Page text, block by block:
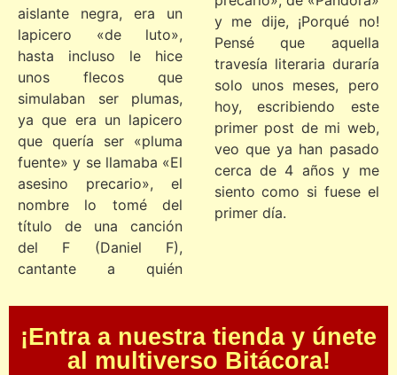
aislante negra, era un
lapicero «de luto»,
hasta incluso le hice
unos flecos que
simulaban ser plumas,
ya que era un lapicero
que quería ser «pluma
fuente» y se llamaba «El
asesino precario», el
nombre lo tomé del
título de una canción
del F (Daniel F),
cantante a quién
y me dije, ¡Porqué no!
Pensé que aquella
travesía literaria duraría
solo unos meses, pero
hoy, escribiendo este
primer post de mi web,
veo que ya han pasado
cerca de 4 años y me
siento como si fuese el
primer día.
¡Entra a nuestra tienda y únete
al multiverso Bitácora!